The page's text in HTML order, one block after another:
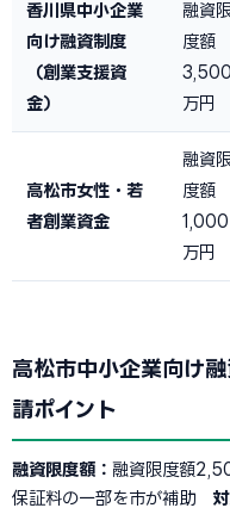
香川県中小企業
向け融資制度
（創業支援資
金）
融資
度額
3,500
万円
高松市女性・若
者創業資金
融資
度額
1,000
万円
高松市中小企業向け
請ポイント
融資限度額： 融資限度額
保証料の一部を市が補助